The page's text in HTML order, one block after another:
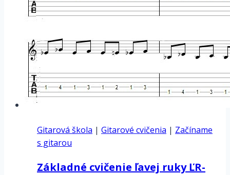
Gitarová škola | Gitarové cvičenia | Začíname
s gitarou
Základné cvičenie ľavej ruky ĽR-